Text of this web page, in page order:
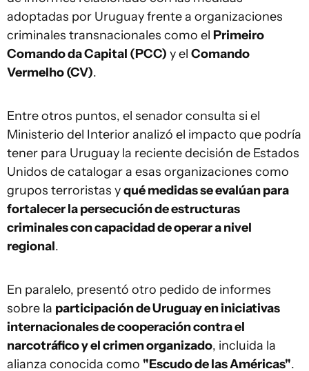
adoptadas por Uruguay frente a organizaciones
criminales transnacionales como el Primeiro
Comando da Capital (PCC) y el Comando
Vermelho (CV).
Entre otros puntos, el senador consulta si el
Ministerio del Interior analizó el impacto que podría
tener para Uruguay la reciente decisión de Estados
Unidos de catalogar a esas organizaciones como
grupos terroristas yqué medidas se evalúan para
fortalecer la persecución de estructuras
criminales con capacidad de operar a nivel
regional.
En paralelo, presentó otro pedido de informes
sobre la participación de Uruguay en iniciativas
internacionales de cooperación contra el
narcotráfico y el crimen organizado, incluida la
alianza conocida como "Escudo de las Américas".